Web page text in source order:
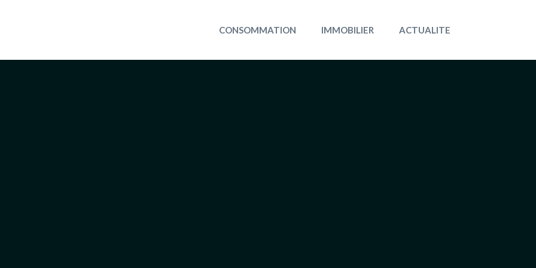
CONSOMMATION IMMOBILIER ACTUALITE